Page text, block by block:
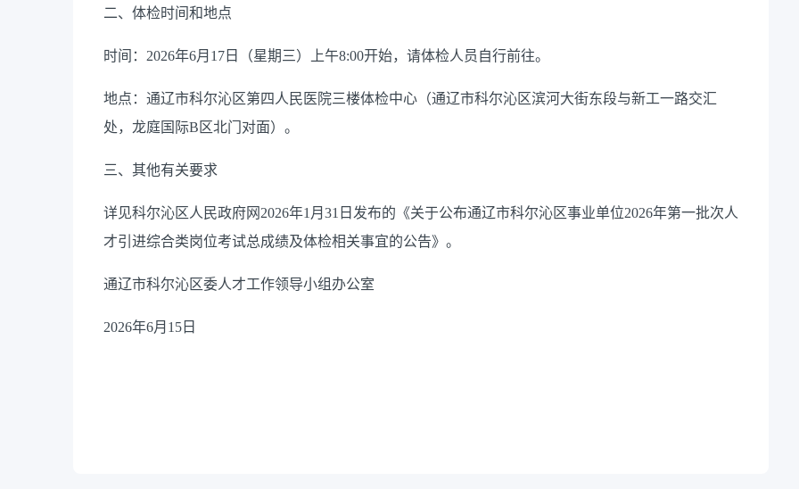
二、体检时间和地点
时间： 2026年6月 17 日（星期 三）上午8:00开始，请体检人员自行前往。
地点：通辽市科尔沁区第四人民医院三楼体检中心（通辽市科尔沁区滨河大街东段与新工一路交汇
处，龙庭国际B区北门对面）。
三、其他有关要求
详见科尔沁区人民政府网 2026年1 月 31 日发布的《关于公布通辽市科尔沁区事业单位2026年第一批次人
才引进综合类岗位考试总成绩及体检相关事宜的公告》。
通辽市科尔沁区委人才工作领导小组办公室
2026年6月 15 日